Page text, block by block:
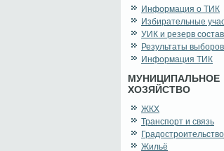
Информация о ТИК
Избирательные
УИК и резерв
Результаты выборов
Информация ТИК
МУНИЦИПАЛЬНОЕ
ХОЗЯЙСТВО
ЖКХ
Транспорт и связь
Градостроительство
Жильё